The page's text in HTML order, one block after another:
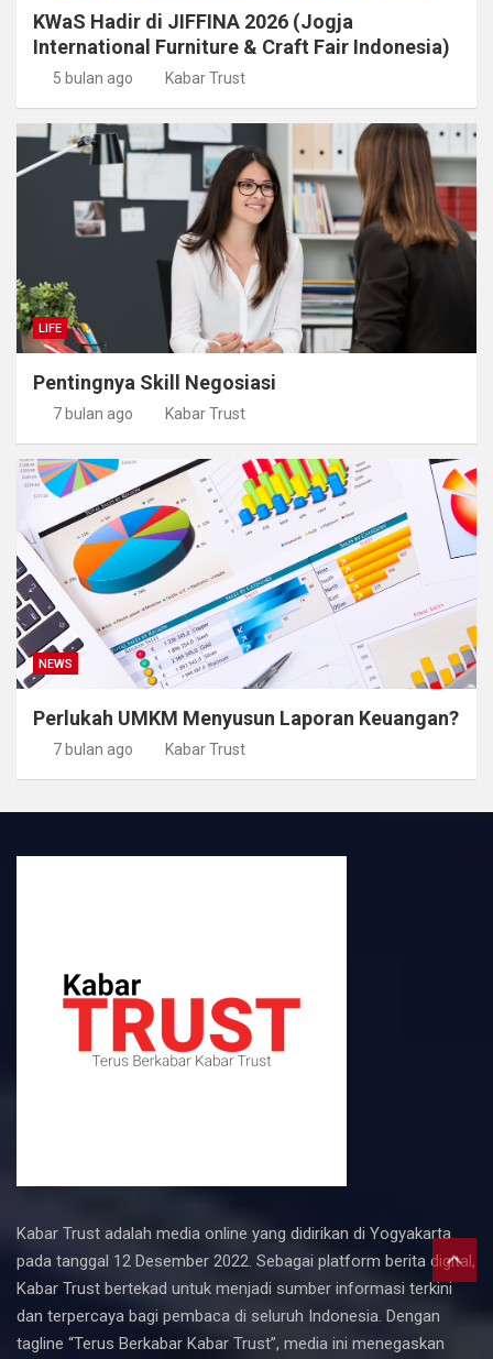
KWaS Hadir di JIFFINA 2026 (Jogja
International Furniture & Craft Fair Indonesia)
5 bulan ago Kabar Trust
LIFE
Pentingnya Skill Negosiasi
7 bulan ago Kabar Trust
NEWS
Perlukah UMKM Menyusun Laporan Keuangan?
7 bulan ago Kabar Trust
Kabar Trust adalah media online yang didirikan di Yogyakarta
pada tanggal 12 Desember 2022. Sebagai platform berita digital,
Kabar Trust bertekad untuk menjadi sumber informasi terkini
dan terpercaya bagi pembaca di seluruh Indonesia. Dengan
tagline “Terus Berkabar Kabar Trust”, media ini menegaskan